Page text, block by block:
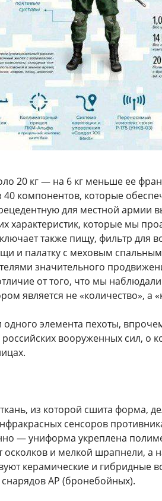
20 кг — на 6 кг меньше ее
40 компонентов, которые
для местной армии
характеристик, которые мы
также пищу, фильтр для
и палатку с меховым
значительного
от того, что мы
является не «количество», а
элемента пехоты,
вооруженных сил, о
из которой сшита форма,
сенсоров
— униформа укреплена
и мелкой шрапнели, а
керамические и гибридные
AP (бронебойных).